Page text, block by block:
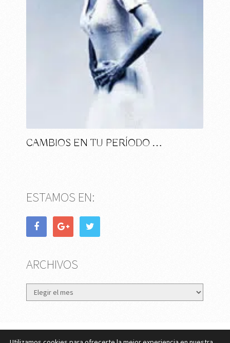
CAMBIOS EN TU PERÍODO …
ESTAMOS EN:
ARCHIVOS
Archivos